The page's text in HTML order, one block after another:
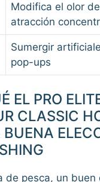
Modifica el olor
atracción
Sumergir
pop-ups
EL PRO
CLASSIC
de pesca, un buen